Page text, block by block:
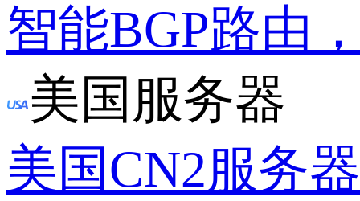
智能BGP路由
美国服务器
美国CN2服务器